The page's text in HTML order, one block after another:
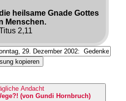
heilsame Gnade Gottes
Menschen.
2,11
kopieren
Andacht
(von Gundi Hornbruch)